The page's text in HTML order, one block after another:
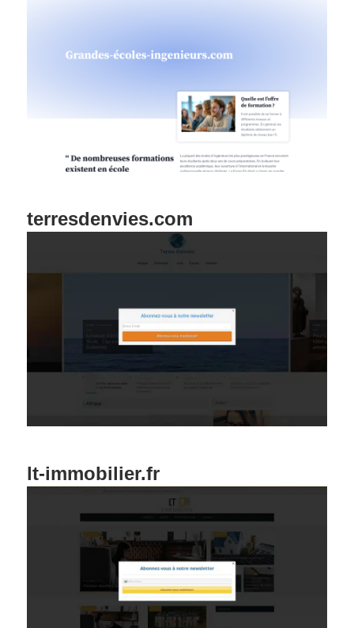
terresdenvies.com
lt-immobilier.fr